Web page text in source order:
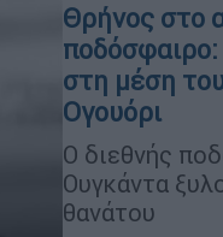
Θρήνος στο
στη μέση
Ογουόρι
Ο διεθνής
Ουγκάντα
θανάτου